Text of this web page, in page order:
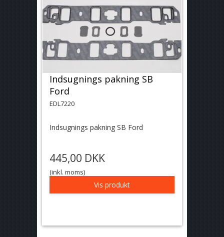
Indsugnings pakning SB
Ford
EDL7220
Indsugnings pakning SB Ford
445,00 DKK
(inkl. moms)
Vis produkt